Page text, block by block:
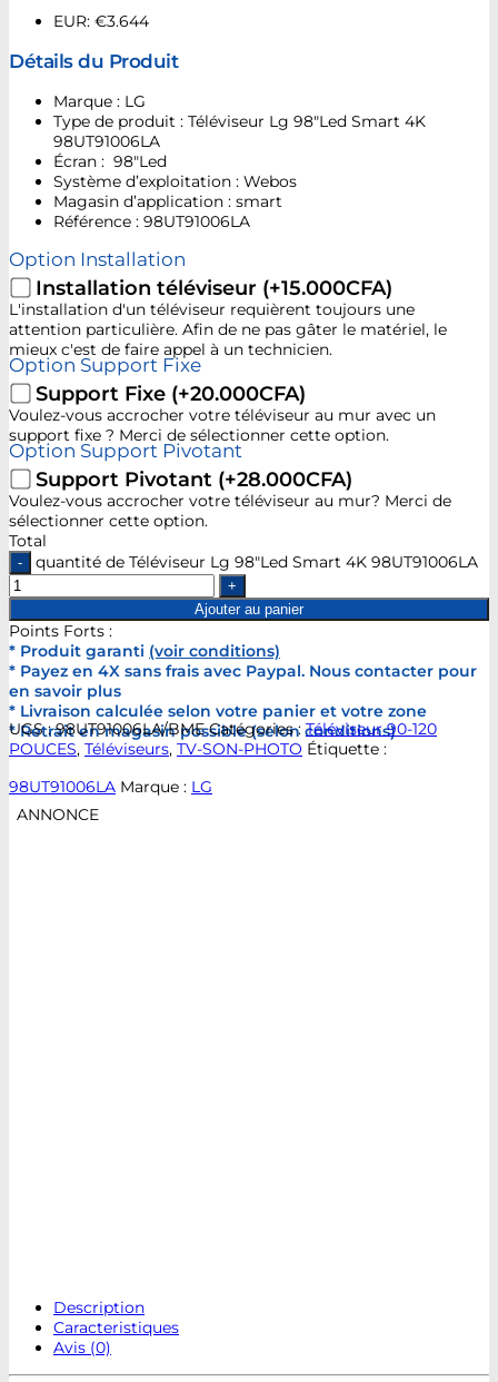
EUR: €3.644
Détails du Produit
Marque : LG
Type de produit : Téléviseur Lg 98″Led Smart 4K
98UT91006LA
Écran : 98″Led
Système d’exploitation : Webos
Magasin d’application : smart
Référence : 98UT91006LA
Option Installation
Installation téléviseur (+15.000CFA)
L'installation d'un téléviseur requièrent toujours une
attention particulière. Afin de ne pas gâter le matériel, le
mieux c'est de faire appel à un technicien.
Option Support Fixe
Support Fixe (+20.000CFA)
Voulez-vous accrocher votre téléviseur au mur avec un
support fixe ? Merci de sélectionner cette option.
Option Support Pivotant
Support Pivotant (+28.000CFA)
Voulez-vous accrocher votre téléviseur au mur? Merci de
sélectionner cette option.
Total
quantité de Téléviseur Lg 98"Led Smart 4K 98UT91006LA
Ajouter au panier
Points Forts :
* Produit garanti (voir conditions)
* Payez en 4X sans frais avec Paypal. Nous contacter pour
en savoir plus
* Livraison calculée selon votre panier et votre zone
* Retrait en magasin possible (selon conditions)
UGS :98UT91006LA/BME Catégories :Téléviseur 90-120
POUCES, Téléviseurs, TV-SON-PHOTO Étiquette :
98UT91006LA Marque : LG
ANNONCE
Description
Caracteristiques
Avis (0)